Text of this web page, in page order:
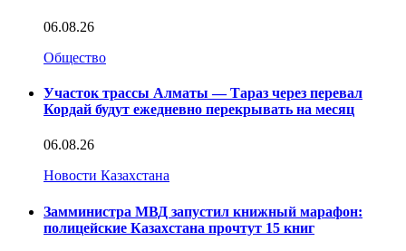
06.08.26
Общество
Участок трассы Алматы — Тараз через перевал
Кордай будут ежедневно перекрывать на месяц
06.08.26
Новости Казахстана
Замминистра МВД запустил книжный марафон:
полицейские Казахстана прочтут 15 книг